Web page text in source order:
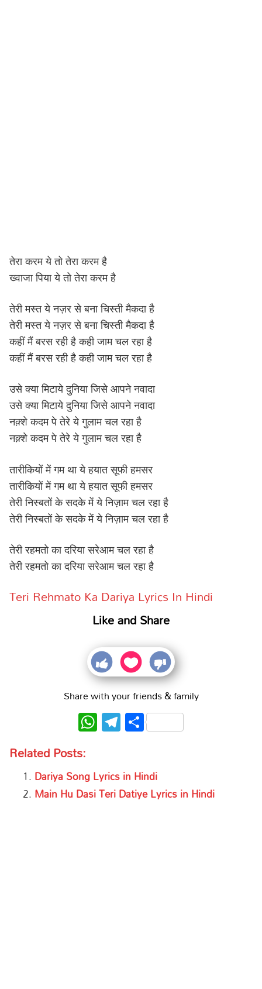
तेरा करम ये तो तेरा करम है
ख्वाजा पिया ये तो तेरा करम है
तेरी मस्त ये नज़र से बना चिस्ती मैकदा है
तेरी मस्त ये नज़र से बना चिस्ती मैकदा है
कहीं मैं बरस रही है कही जाम चल रहा है
कहीं मैं बरस रही है कही जाम चल रहा है
उसे क्या मिटाये दुनिया जिसे आपने नवादा
उसे क्या मिटाये दुनिया जिसे आपने नवादा
नक़्शे कदम पे तेरे ये गुलाम चल रहा है
नक़्शे कदम पे तेरे ये गुलाम चल रहा है
तारीकियों में गम था ये हयात सूफी हमसर
तारीकियों में गम था ये हयात सूफी हमसर
तेरी निस्बतों के सदके में ये निज़ाम चल रहा है
तेरी निस्बतों के सदके में ये निज़ाम चल रहा है
तेरी रहमतो का दरिया सरेआम चल रहा है
तेरी रहमतो का दरिया सरेआम चल रहा है
Teri Rehmato Ka Dariya Lyrics In Hindi
Like and Share
Share with your friends & family
WhatsApp
Telegram
Share
Related Posts:
Dariya Song Lyrics in Hindi
Main Hu Dasi Teri Datiye Lyrics in Hindi